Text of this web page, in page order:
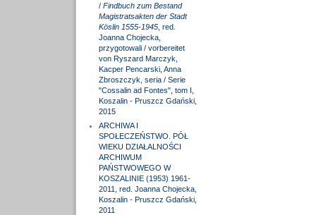
/ Findbuch zum Bestand
Magistratsakten der Stadt
Köslin 1555-1945, red.
Joanna Chojecka,
przygotowali / vorbereitet
von Ryszard Marczyk,
Kacper Pencarski, Anna
Zbroszczyk, seria / Serie
"Cossalin ad Fontes", tom I,
Koszalin - Pruszcz Gdański,
2015
ARCHIWA I
SPOŁECZEŃSTWO. PÓŁ
WIEKU DZIAŁALNOŚCI
ARCHIWUM
PAŃSTWOWEGO W
KOSZALINIE (1953) 1961-
2011, red. Joanna Chojecka,
Koszalin - Pruszcz Gdański,
2011